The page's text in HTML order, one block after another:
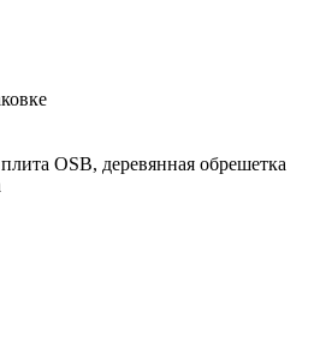
OSB, деревянная обрешетка